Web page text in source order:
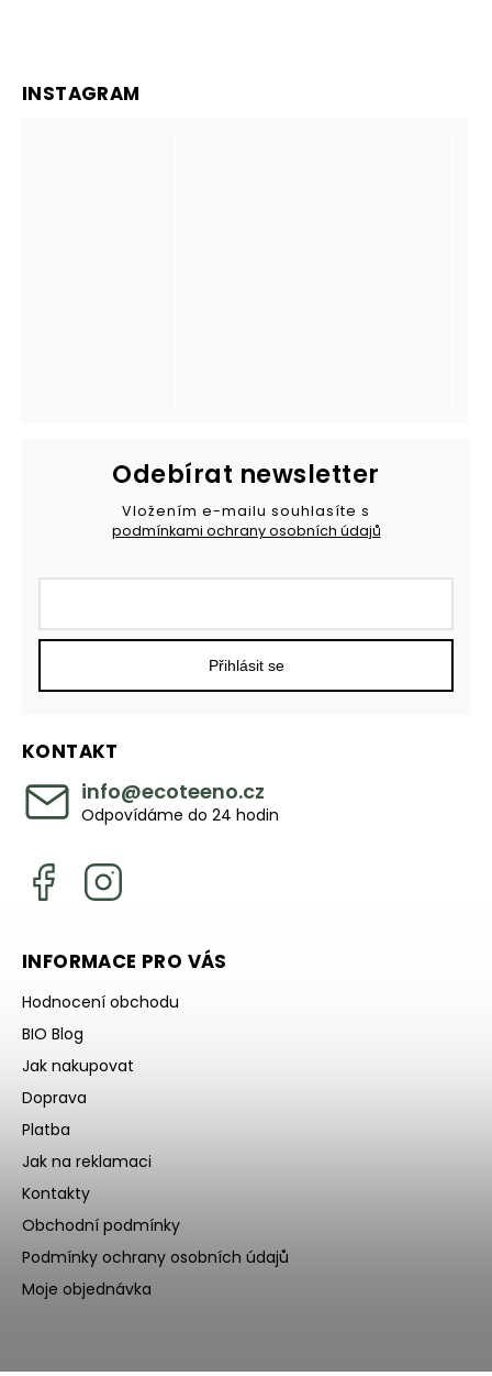
INSTAGRAM
KONTAKT
info@ecoteeno.cz
Odpovídáme do 24 hodin
Odebírat newsletter
Vložením e-mailu souhlasíte s
podmínkami ochrany osobních údajů
Přihlásit se
INFORMACE PRO VÁS
Hodnocení obchodu
BIO Blog
Jak nakupovat
Doprava
Platba
Jak na reklamaci
Kontakty
Obchodní podmínky
Podmínky ochrany osobních údajů
Moje objednávka